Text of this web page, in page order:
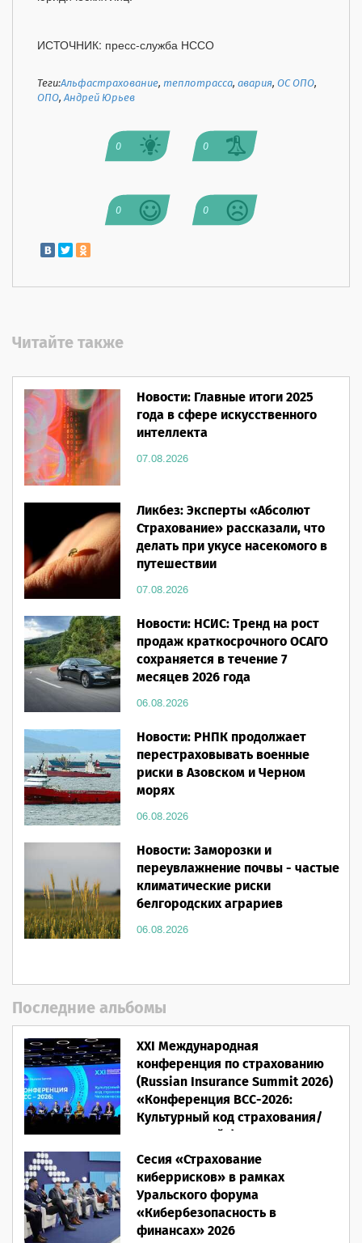
ИСТОЧНИК: пресс-служба НССО
Теги:Альфастрахование,теплотрасса,авария,ОС ОПО,
ОПО,Андрей Юрьев
0 0
0 0
Читайте также
Новости: Главные итоги 2025
года в сфере искусственного
интеллекта
07.08.2026
Ликбез: Эксперты «Абсолют
Страхование» рассказали, что
делать при укусе насекомого в
путешествии
07.08.2026
Новости: НСИС: Тренд на рост
продаж краткосрочного ОСАГО
сохраняется в течение 7
месяцев 2026 года
06.08.2026
Новости: РНПК продолжает
перестраховывать военные
риски в Азовском и Черном
морях
06.08.2026
Новости: Заморозки и
переувлажнение почвы - частые
климатические риски
белгородских аграриев
06.08.2026
Последние альбомы
XXI Международная
конференция по страхованию
(Russian Insurance Summit 2026)
«Конференция ВСС-2026:
Культурный код страхования/
Человеческий фактор»
28.05.2026
Сесия «Страхование
киберрисков» в рамках
Уральского форума
«Кибербезопасность в
финансах» 2026